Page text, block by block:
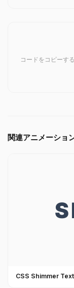
コードをコピーす
関連アニメーショ
CSS Shimmer Text